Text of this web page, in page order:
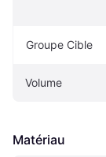
Groupe Cible
Volume
Matériau